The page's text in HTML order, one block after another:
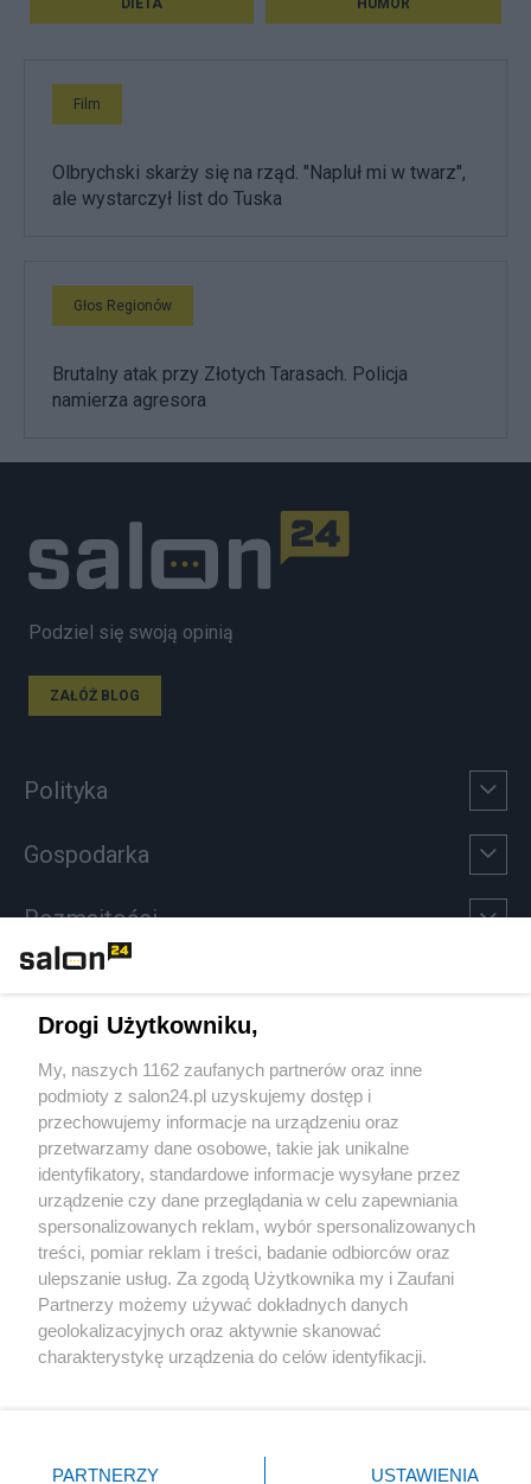
DIETA HUMOR
Film
Olbrychski skarży się na rząd. "Napluł mi w twarz",
ale wystarczył list do Tuska
Głos Regionów
Brutalny atak przy Złotych Tarasach. Policja
namierza agresora
Podziel się swoją opinią
ZAŁÓŻ BLOG
Polityka
Gospodarka
Rozmaitości
Sport
Społeczeństwo
Kultura
X Facebook Instagram Youtube
Drogi Użytkowniku,
My, naszych 1162 zaufanych partnerów oraz inne
podmioty z salon24.pl uzyskujemy dostęp i
przechowujemy informacje na urządzeniu oraz
przetwarzamy dane osobowe, takie jak unikalne
identyfikatory, standardowe informacje wysyłane przez
urządzenie czy dane przeglądania w celu zapewniania
spersonalizowanych reklam, wybór spersonalizowanych
treści, pomiar reklam i treści, badanie odbiorców oraz
ulepszanie usług. Za zgodą Użytkownika my i Zaufani
Partnerzy możemy używać dokładnych danych
geolokalizacyjnych oraz aktywnie skanować
charakterystykę urządzenia do celów identyfikacji.
zmienić/wycofać klikając przycisk ustawień prywatności
PARTNERZY USTAWIENIA